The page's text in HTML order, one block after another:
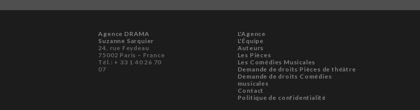
Agence DRAMA
Suzanne Sarquier
24, rue Feydeau
75002 Paris – France
Tél.: + 33 1 40 26 70
07
L'Agence
L'Équipe
Auteurs
Les Pièces
Les Comédies Musicales
Demande de droits Pièces de théâtre
Demande de droits Comédies
musicales
Contact
Politique de confidentialité